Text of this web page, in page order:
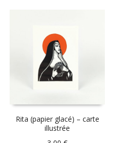
Rita (papier glacé) – carte
illustrée